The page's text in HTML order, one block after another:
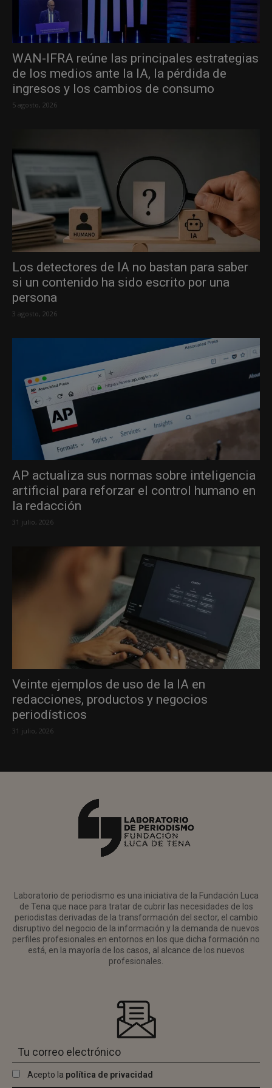
WAN-IFRA reúne las principales estrategias
de los medios ante la IA, la pérdida de
ingresos y los cambios de consumo
5 agosto, 2026
Los detectores de IA no bastan para saber
si un contenido ha sido escrito por una
persona
3 agosto, 2026
AP actualiza sus normas sobre inteligencia
artificial para reforzar el control humano en
la redacción
31 julio, 2026
Veinte ejemplos de uso de la IA en
redacciones, productos y negocios
periodísticos
31 julio, 2026
Laboratorio de periodismo es una iniciativa de la Fundación Luca
de Tena que nace para tratar de cubrir las necesidades de los
periodistas derivadas de la transformación del sector, el cambio
disruptivo del negocio de la información y la demanda de nuevos
perfiles profesionales en entornos en los que dicha formación no
está, en la mayoría de los casos, al alcance de los nuevos
profesionales.
Acepto la política de privacidad